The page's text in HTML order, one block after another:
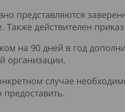
представляются
Также действителен
на 90 дней в год
организации.
случае